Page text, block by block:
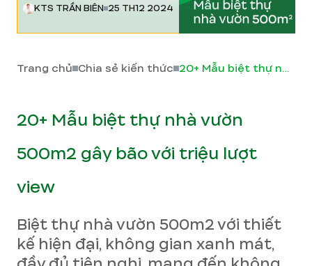
KTS TRẦN BIÊN 25 TH12 2024
Trang chủ Chia sẻ kiến thức 20+ Mẫu biệt thự nhà vườn 500m2 gây bão với triệu lượt view
20+ Mẫu biệt thự nhà vườn
500m2 gây bão với triệu lượt
view
Biệt thự nhà vườn 500m2 với thiết
kế hiện đại, không gian xanh mát,